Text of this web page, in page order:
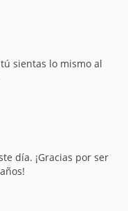
sientas lo mismo al
día. ¡Gracias por ser